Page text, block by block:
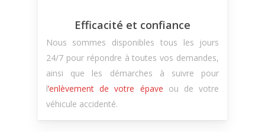
Efficacité et confiance
Nous sommes disponibles tous les jours
24/7 pour répondre à toutes vos demandes,
ainsi que les démarches à suivre pour
l’enlèvement de votre épave ou de votre
véhicule accidenté.